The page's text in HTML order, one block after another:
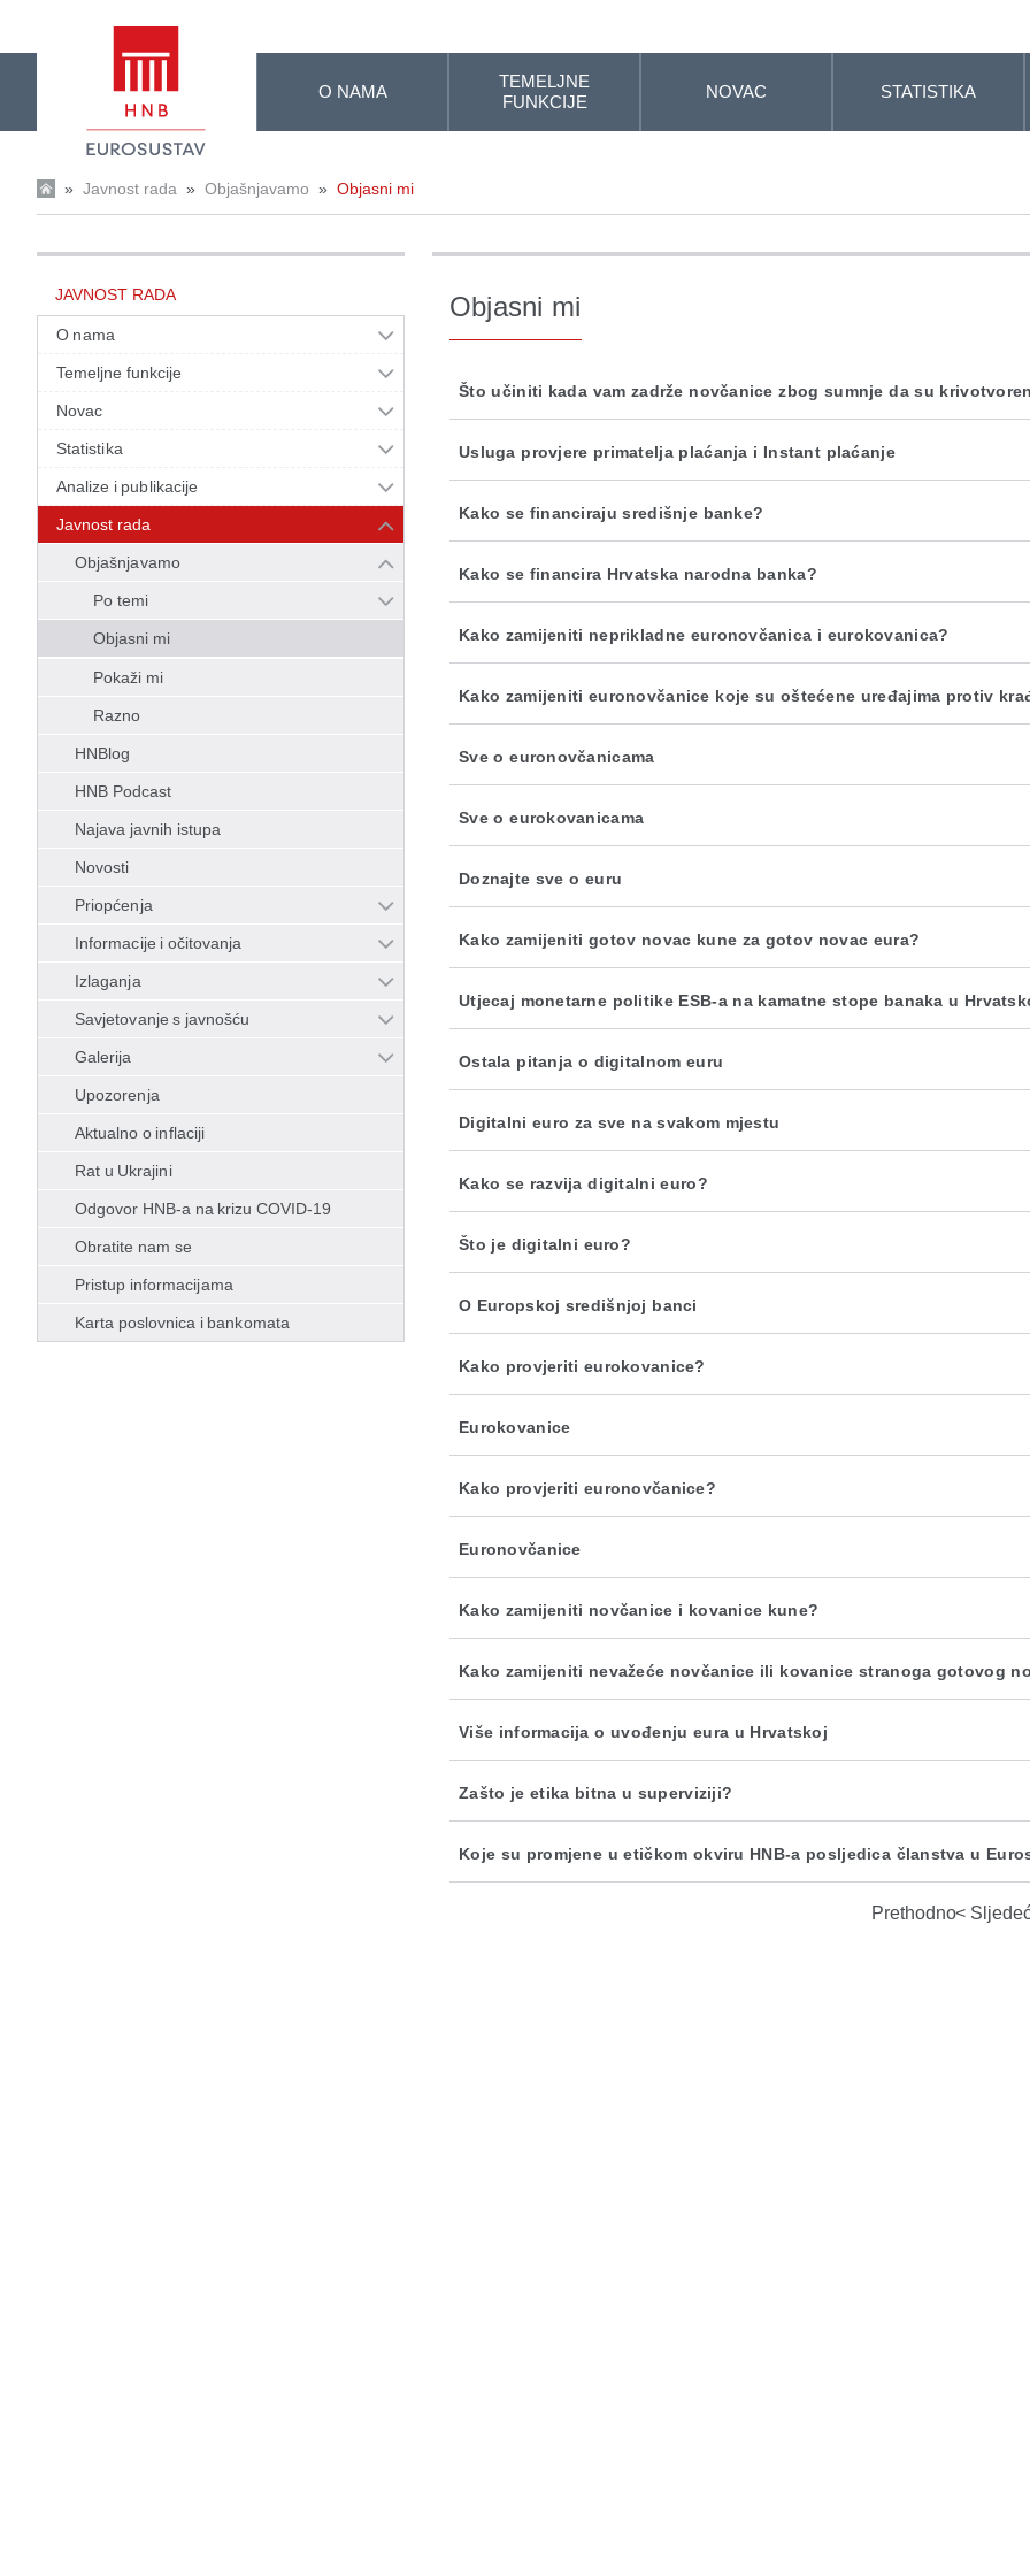
O NAMA
TEMELJNE
FUNKCIJE
NOVAC STATISTIKA
» Javnost rada » Objašnjavamo » Objasni mi
JAVNOST RADA
O nama
Temeljne funkcije
Novac
Statistika
Analize i publikacije
Javnost rada
Objašnjavamo
Po temi
Objasni mi
Pokaži mi
Razno
HNBlog
HNB Podcast
Najava javnih istupa
Novosti
Priopćenja
Informacije i očitovanja
Izlaganja
Savjetovanje s javnošću
Galerija
Upozorenja
Aktualno o inflaciji
Rat u Ukrajini
Odgovor HNB-a na krizu COVID-19
Obratite nam se
Pristup informacijama
Karta poslovnica i bankomata
Objasni mi
Što učiniti kada vam zadrže novčanice zbog sumnje da su
Usluga provjere primatelja plaćanja i Instant plaćanje
Kako se financiraju središnje banke?
Kako se financira Hrvatska narodna banka?
Kako zamijeniti neprikladne euronovčanica i eurokovanica?
Kako zamijeniti euronovčanice koje su oštećene uređajima protiv
Sve o euronovčanicama
Sve o eurokovanicama
Doznajte sve o euru
Kako zamijeniti gotov novac kune za gotov novac eura?
Utjecaj monetarne politike ESB-a na kamatne stope banaka u
Ostala pitanja o digitalnom euru
Digitalni euro za sve na svakom mjestu
Kako se razvija digitalni euro?
Što je digitalni euro?
O Europskoj središnjoj banci
Kako provjeriti eurokovanice?
Eurokovanice
Kako provjeriti euronovčanice?
Euronovčanice
Kako zamijeniti novčanice i kovanice kune?
Kako zamijeniti nevažeće novčanice ili kovanice stranoga gotovog
Više informacija o uvođenju eura u Hrvatskoj
Zašto je etika bitna u superviziji?
Koje su promjene u etičkom okviru HNB-a posljedica članstva u
Prethodno